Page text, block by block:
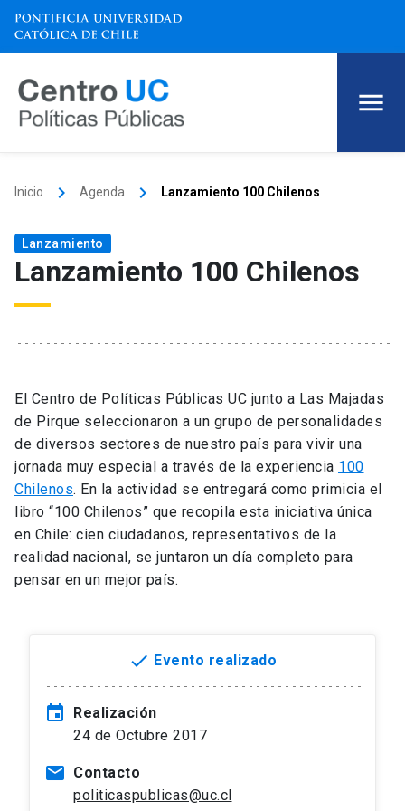
Inicio keyboard_arrow_right Agenda keyboard_arrow_right Lanzamiento 100 Chilenos
Lanzamiento
Lanzamiento 100 Chilenos
El Centro de Políticas Públicas UC junto a Las Majadas
de Pirque seleccionaron a un grupo de personalidades
de diversos sectores de nuestro país para vivir una
jornada muy especial a través de la experiencia 100
Chilenos. En la actividad se entregará como primicia el
libro “100 Chilenos” que recopila esta iniciativa única
en Chile: cien ciudadanos, representativos de la
realidad nacional, se juntaron un día completo para
pensar en un mejor país.
done Evento realizado
event
Realización
24 de Octubre 2017
mail Contacto
politicaspublicas@uc.cl